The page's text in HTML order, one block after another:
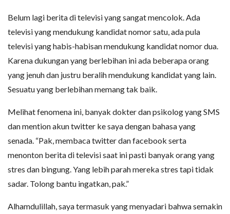
Belum lagi berita di televisi yang sangat mencolok. Ada
televisi yang mendukung kandidat nomor satu, ada pula
televisi yang habis-habisan mendukung kandidat nomor dua.
Karena dukungan yang berlebihan ini ada beberapa orang
yang jenuh dan justru beralih mendukung kandidat yang lain.
Sesuatu yang berlebihan memang tak baik.
Melihat fenomena ini, banyak dokter dan psikolog yang SMS
dan mention akun twitter ke saya dengan bahasa yang
senada. “Pak, membaca twitter dan facebook serta
menonton berita di televisi saat ini pasti banyak orang yang
stres dan bingung. Yang lebih parah mereka stres tapi tidak
sadar. Tolong bantu ingatkan, pak.”
Alhamdulillah, saya termasuk yang menyadari bahwa semakin